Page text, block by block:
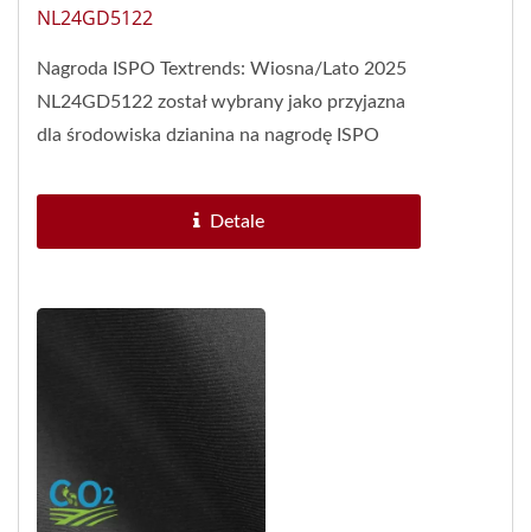
NL24GD5122
Nagroda ISPO Textrends: Wiosna/Lato 2025
NL24GD5122 został wybrany jako przyjazna
dla środowiska dzianina na nagrodę ISPO
Detale